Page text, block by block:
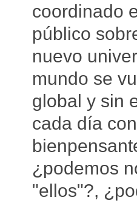
coordinado
público
nuevo
mundo se
global y sin
cada día
¿podemos
"ellos"?,